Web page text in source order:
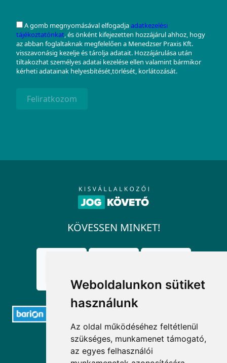
Weboldalunkon sütiket
használunk
Az oldal működéséhez feltétlenül
szükséges, munkamenet támogató,
az egyes felhasználói
A gomb megnyomásával elfogadjaadatkezelési
tájékoztatónkat, és önként kifejezetten hozzájárul ahhoz, hogy
az abban foglaltaknak megfelelően a Menedzser Praxis Kft.
visszavonásig kezelje és tárolja adatait. Hozzájárulása után
tiltakozhat személyes adatai kezelése ellen valamint bármikor
kérheti adatainak helyesbítését,törlését, korlátozását.
Feliratkozom
KÖVESSEN MINKET!
ELÉRHETŐSÉGEK